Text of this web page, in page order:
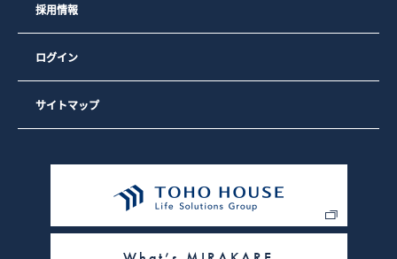
採用情報
ログイン
サイトマップ